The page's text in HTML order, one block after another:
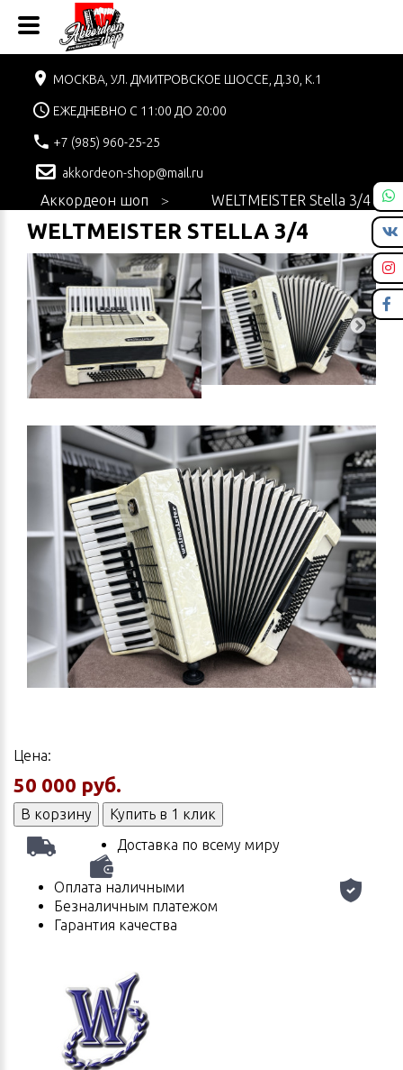
МОСКВА, УЛ. ДМИТРОВСКОЕ ШОССЕ, Д.30, К.1
ЕЖЕДНЕВНО С 11:00 ДО 20:00
+7 (985) 960-25-25
akkordeon-shop@mail.ru
Аккордеон шоп WELTMEISTER Stella 3/4
WELTMEISTER STELLA 3/4
Цена:
50 000 руб.
В корзину
Купить в 1 клик
Доставка по всему миру
Оплата наличными
Безналичным платежом
Гарантия качества